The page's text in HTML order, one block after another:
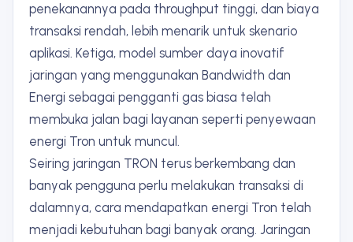
penekanannya pada throughput tinggi, dan biaya
transaksi rendah, lebih menarik untuk skenario
aplikasi. Ketiga, model sumber daya inovatif
jaringan yang menggunakan Bandwidth dan
Energi sebagai pengganti gas biasa telah
membuka jalan bagi layanan seperti penyewaan
energi Tron untuk muncul.
Seiring jaringan TRON terus berkembang dan
banyak pengguna perlu melakukan transaksi di
dalamnya, cara mendapatkan energi Tron telah
menjadi kebutuhan bagi banyak orang. Jaringan